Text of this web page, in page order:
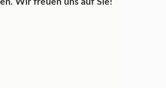
Wir freuen uns auf Sie!